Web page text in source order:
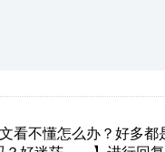
不懂怎么办？好多都